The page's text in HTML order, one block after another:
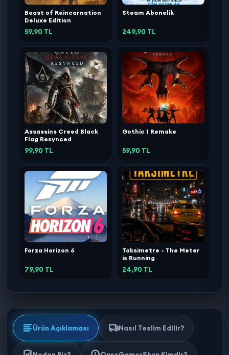
Beast of Reincarnation
Deluxe Edition
59,90 TL
Steam Abonelik
249,90 TL
Assassins Creed Black
Flag Resynced
99,90 TL
Gothic 1 Remake
59,90 TL
Forza Horizon 6
79,90 TL
Taksimetre - The Meter
is Running
24,90 TL
Ürün Açıklaması Nasıl Teslim Edilir?